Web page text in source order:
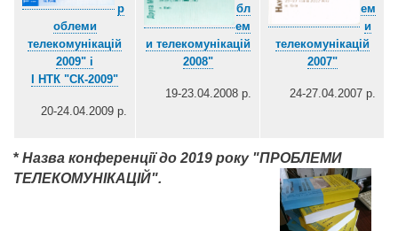
р
облеми
телекомунікацій
2009" і
І НТК "СК-2009"
20-24.04.2009 р.
бл
ем
и телекомунікацій
2008"
19-23.04.2008 р.
ем
и
телекомунікацій
2007"
24-27.04.2007 р.
* Назва конференції до 2019 року "ПРОБЛЕМИ
ТЕЛЕКОМУНІКАЦІЙ".